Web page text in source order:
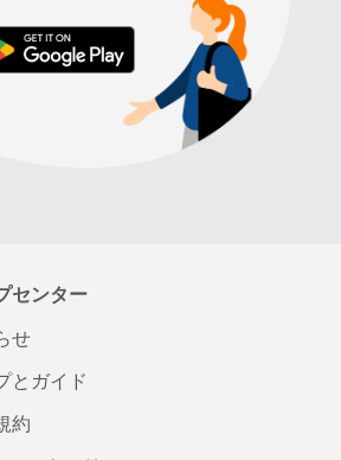
からダウンロードGoogle Play で手に入れよう
センター
せ
とガイド
約